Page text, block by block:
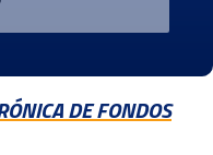
DE FONDOS